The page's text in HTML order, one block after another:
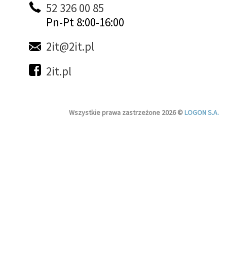
52 326 00 85
Pn-Pt 8:00-16:00
2it@2it.pl
2it.pl
Wszystkie prawa zastrzeżone 2026 ©LOGON S.A.